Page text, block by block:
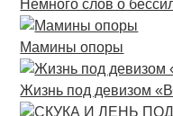
Немного слов о
Мамины опоры
Жизнь под девизом